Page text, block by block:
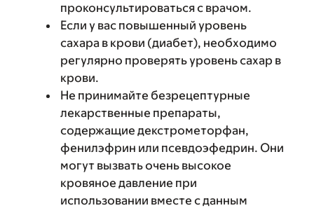
проконсультироваться с врачом.
Если у вас повышенный уровень
сахара в крови (диабет), необходимо
регулярно проверять уровень сахар в
крови.
Не принимайте безрецептурные
лекарственные препараты,
содержащие декстрометорфан,
фенилэфрин или псевдоэфедрин. Они
могут вызвать очень высокое
кровяное давление при
использовании вместе с данным